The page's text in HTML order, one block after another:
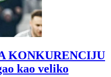
KONKURENCIJU
kao veliko